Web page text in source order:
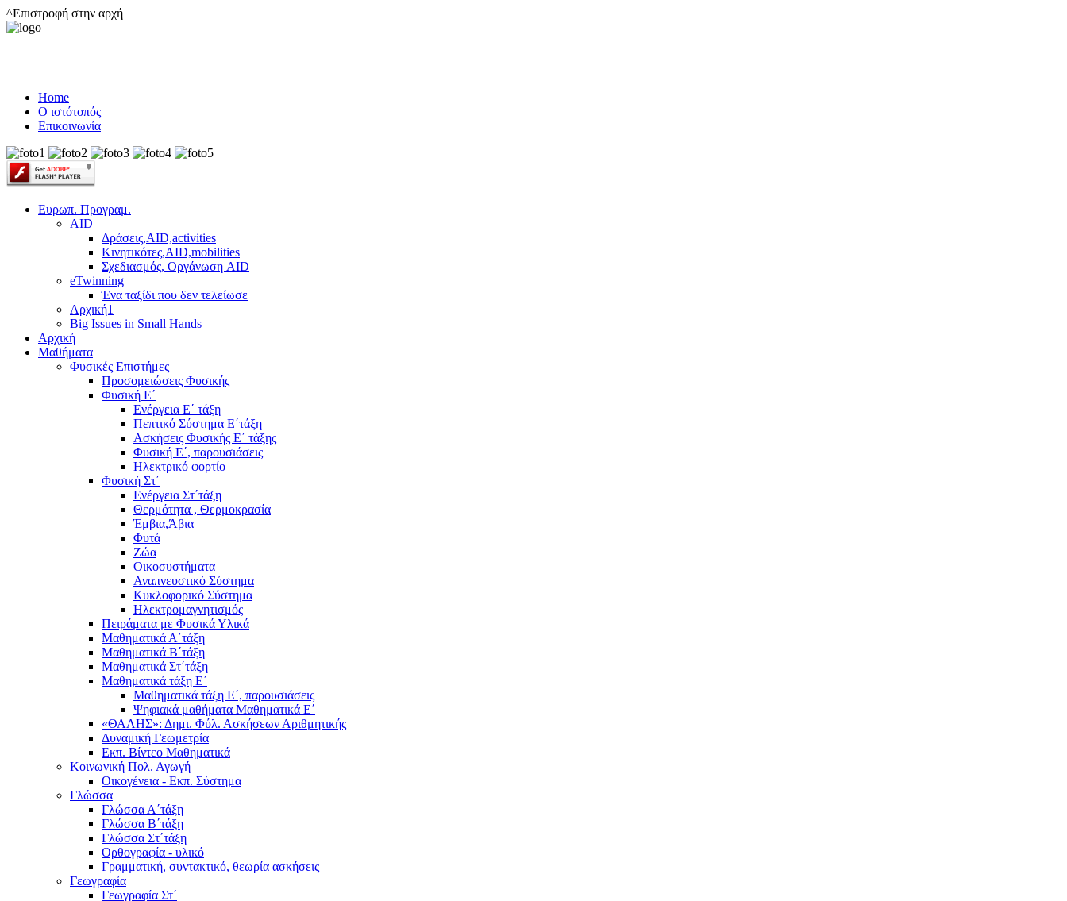
^Επιστροφή στην αρχή
Home
Ο ιστότοπός
Επικοινωνία
Ευρωπ. Προγραμ.
AID
Δράσεις,AID,activities
Κινητικότες,AID,mobilities
Σχεδιασμός, Οργάνωση AID
eTwinning
Ένα ταξίδι που δεν τελείωσε
Αρχική1
Big Issues in Small Hands
Αρχική
Μαθήματα
Φυσικές Επιστήμες
Προσομειώσεις Φυσικής
Φυσική Ε΄
Ενέργεια Ε΄ τάξη
Πεπτικό Σύστημα Ε΄τάξη
Ασκήσεις Φυσικής Ε΄ τάξης
Φυσική Ε΄, παρουσιάσεις
Ηλεκτρικό φορτίο
Φυσική Στ΄
Ενέργεια Στ΄τάξη
Θερμότητα , Θερμοκρασία
Έμβια,Άβια
Φυτά
Ζώα
Οικοσυστήματα
Αναπνευστικό Σύστημα
Κυκλοφορικό Σύστημα
Ηλεκτρομαγνητισμός
Πειράματα με Φυσικά Υλικά
Μαθηματικά Α΄τάξη
Μαθηματικά Β΄τάξη
Μαθηματικά Στ΄τάξη
Μαθηματικά τάξη Ε΄
Μαθηματικά τάξη Ε΄, παρουσιάσεις
Ψηφιακά μαθήματα Μαθηματικά Ε΄
«ΘΑΛΗΣ»: Δημι. Φύλ. Ασκήσεων Αριθμητικής
Δυναμική Γεωμετρία
Εκπ. Βίντεο Μαθηματικά
Κοινωνική Πολ. Αγωγή
Οικογένεια - Εκπ. Σύστημα
Γλώσσα
Γλώσσα Α΄τάξη
Γλώσσα Β΄τάξη
Γλώσσα Στ΄τάξη
Ορθογραφία - υλικό
Γραμματική, συντακτικό, θεωρία ασκήσεις
Γεωγραφία
Γεωγραφία Στ΄